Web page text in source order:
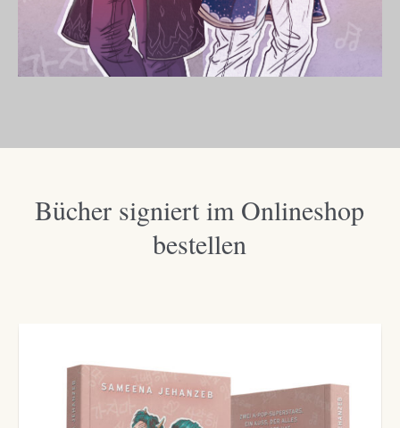
Bücher signiert im Onlineshop
bestellen